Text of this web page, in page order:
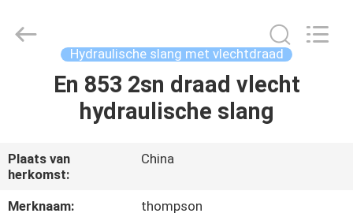
ONGEVEER
Supplier.
Copyright
Co.,
Ltd.
Developed
Hydraulische slang met vlechtdraad
En 853 2sn draad vlecht
hydraulische slang
Plaats van
herkomst:
China
Merknaam:
thompson